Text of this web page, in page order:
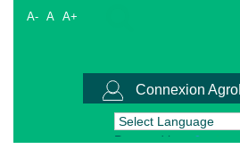
A- A A+
Connexion
Powered by